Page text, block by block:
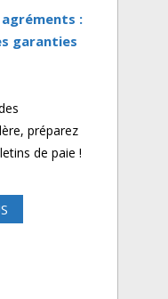
:
garanties
préparez
de paie !